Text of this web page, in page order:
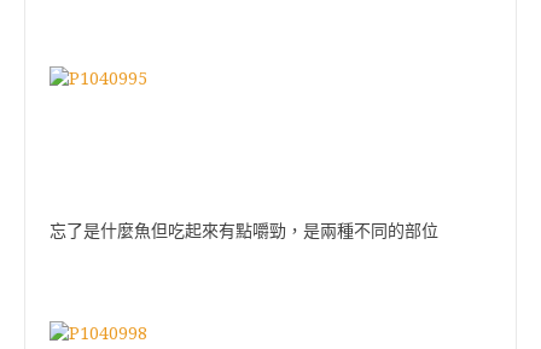
忘了是什麼魚但吃起來有點嚼勁，是兩種不同的部位